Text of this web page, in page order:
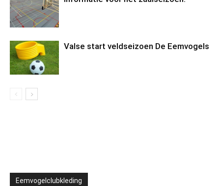
Valse start veldseizoen De Eemvogels
Eemvogelclubkleding